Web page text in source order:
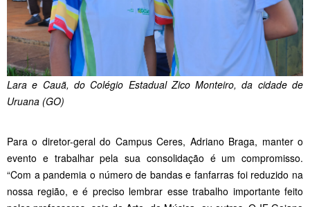
Lara e Cauã, do Colégio Estadual Zico Monteiro, da cidade de
Uruana (GO)
Para o diretor-geral do Campus Ceres, Adriano Braga, manter o
evento e trabalhar pela sua consolidação é um compromisso.
“Com a pandemia o número de bandas e fanfarras foi reduzido na
nossa região, e é preciso lembrar esse trabalho importante feito